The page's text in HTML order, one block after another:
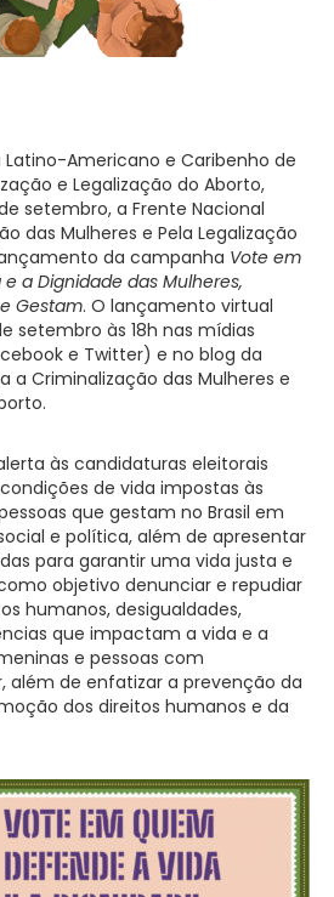
Americano e Caribenho de
e Legalização do Aborto,
setembro, a Frente Nacional
das Mulheres e Pela Legalização
da campanha Vote em
a Dignidade das Mulheres,
Gestam. O lançamento virtual
setembro às 18h nas mídias
e Twitter) e no blog da
a Criminalização das Mulheres e
às candidaturas eleitorais
de vida impostas às
que gestam no Brasil em
e política, além de apresentar
para garantir uma vida justa e
objetivo denunciar e repudiar
humanos, desigualdades,
que impactam a vida e a
e pessoas com
além de enfatizar a prevenção da
dos direitos humanos e da